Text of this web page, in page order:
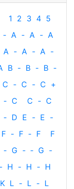
1 2 3 4 5
- A - A - A
A - A - A -
B - B - B -
C - C - C +
- C C - C
- D E - E -
F - F - F
F
- G - ‐ G -
- H - H - H
K L - L - L